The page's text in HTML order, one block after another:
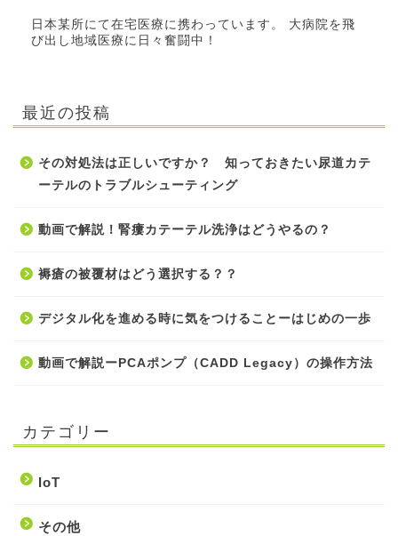
日本某所にて在宅医療に携わっています。 大病院を飛
び出し地域医療に日々奮闘中！
最近の投稿
その対処法は正しいですか？ 知っておきたい尿道カテ
ーテルのトラブルシューティング
動画で解説！腎瘻カテーテル洗浄はどうやるの？
褥瘡の被覆材はどう選択する？？
デジタル化を進める時に気をつけることーはじめの一歩
動画で解説ーPCAポンプ（CADD Legacy）の操作方法
カテゴリー
IoT
その他